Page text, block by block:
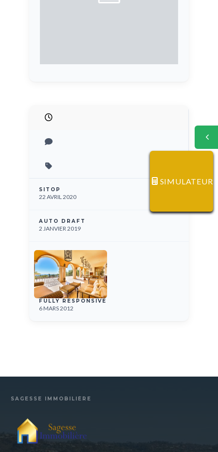
SITOP
22 AVRIL 2020
AUTO DRAFT
2 JANVIER 2019
FULLY RESPONSIVE
6 MARS 2012
SAGESSE IMMOBILIÈRE
SIMULATEUR